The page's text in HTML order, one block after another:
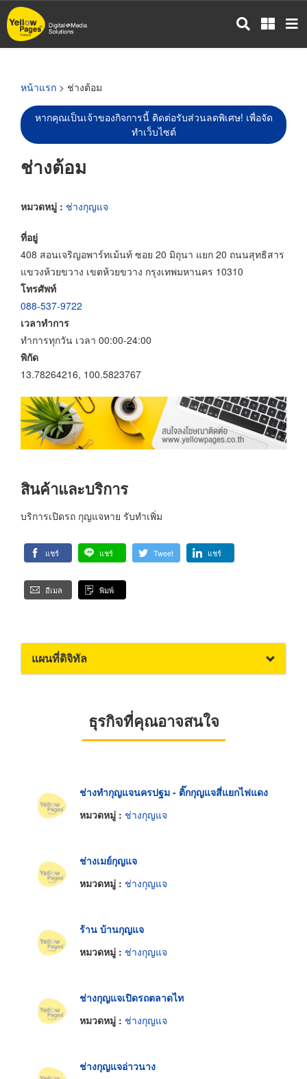
ข้าม
ไป
หน้าแรก > ช่างต้อม
หากคุณเป็นเจ้าของกิจการนี้ ติดต่อรับส่วนลดพิเศษ! เพื่อจัด
ทำเว็บไซต์
ช่างต้อม
หมวดหมู่ : ช่างกุญแจ
ที่อยู่
408 สอนเจริญอพาร์ทเม้นท์ ซอย 20 มิถุนา แยก 20 ถนนสุทธิสาร
แขวงห้วยขวาง เขตห้วยขวาง กรุงเทพมหานคร 10310
โทรศัพท์
088-537-9722
เวลาทำการ
ทำการทุกวัน เวลา 00:00-24:00
พิกัด
13.78264216, 100.5823767
สินค้าและบริการ
บริการเปิดรถ กุญแจหาย รับทำเพิ่ม
แชร์ แชร์ Tweet แชร์
อีเมล พิมพ์
แผนที่ดิจิทัล
ธุรกิจที่คุณอาจสนใจ
ช่างทำกุญแจนครปฐม - ติ๊กกุญแจสี่แยกไฟแดง
หมวดหมู่ : ช่างกุญแจ
ช่างเมย์กุญแจ
หมวดหมู่ : ช่างกุญแจ
ร้าน บ้านกุญแจ
หมวดหมู่ : ช่างกุญแจ
ช่างกุญแจเปิดรถตลาดไท
หมวดหมู่ : ช่างกุญแจ
ช่างกุญแจอ่าวนาง